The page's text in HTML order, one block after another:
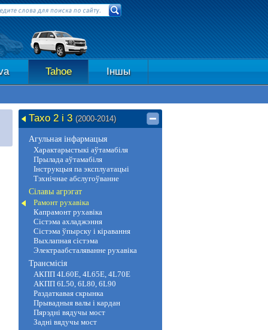
Tahoe Іншы
Тахо 2 і 3 (2000-2014)
Агульная інфармацыя
Характарыстыкі аўтамабіля
Прылада аўтамабіля
Інструкцыя па эксплуатацыі
Тэхнічнае абслугоўванне
Сілавы агрэгат
Рамонт рухавіка
Капрамонт рухавіка
Сістэма ахладжэння
Сістэма ўпырску і кіравання
Выхлапная сістэма
Электраабсталяванне рухавіка
Трансмісія
АКПП 4L60E, 4L65E, 4L70E
АКПП 6L50, 6L80, 6L90
Раздаткавая скрынка
Прывадныя валы і кардан
Пярэдні вядучы мост
Задні вядучы мост